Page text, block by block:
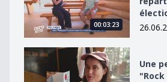
00:03:23
Une perle musicale au
Une